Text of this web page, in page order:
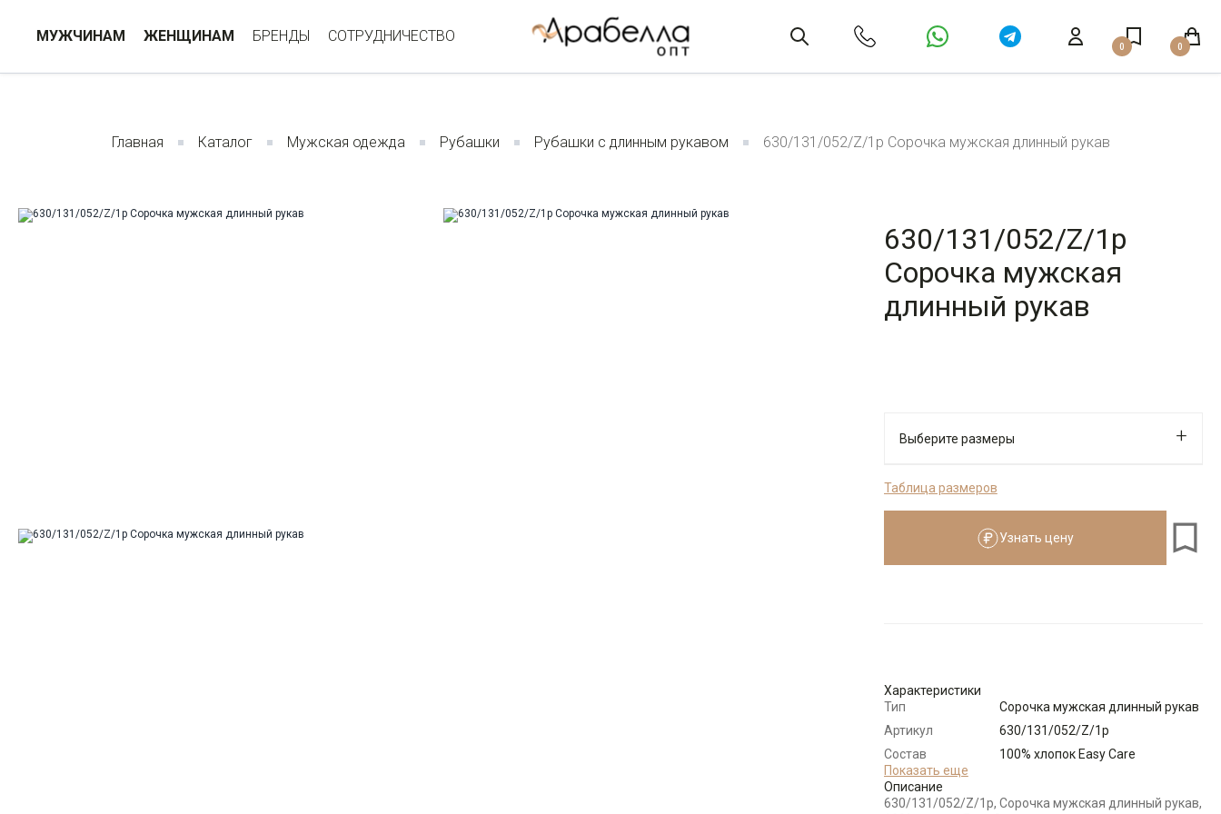
МУЖЧИНАМ ЖЕНЩИНАМ БРЕНДЫ СОТРУДНИЧЕСТВО
0 0
Главная Каталог Мужская одежда Рубашки Рубашки с длинным рукавом 630/131/052/Z/1p Сорочка мужская длинный рукав
630/131/052/Z/1p
Сорочка мужская
длинный рукав
Выберите размеры
Размер Количество Доступно
Таблица размеров
Узнать цену
Характеристики
Тип
Сорочка мужская длинный рукав
Артикул
630/131/052/Z/1p
Состав
сырья
100% хлопок Easy Care
Бренд
Показать еще
Описание
630/131/052/Z/1p, Сорочка мужская длинный рукав,